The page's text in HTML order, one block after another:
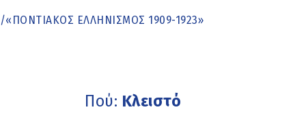
/«ΠΟΝΤΙΑΚΌΣ ΕΛΛΗΝΙΣΜΌΣ 1909-1923»
Πού: Κλειστό